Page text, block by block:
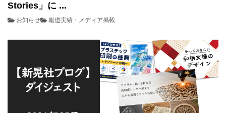
Stories」に ...
お知らせ 報道実績・メディア掲載